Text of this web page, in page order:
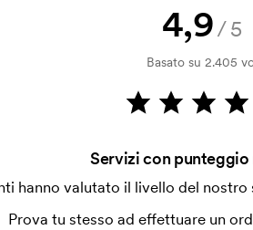
personalizzazione. Il costo iniziale
Questo costo si applica anche se
4,9/5
Basato su 2.405
Servizi con punteggio
hanno valutato il livello del
Prova tu stesso ad effettuare un